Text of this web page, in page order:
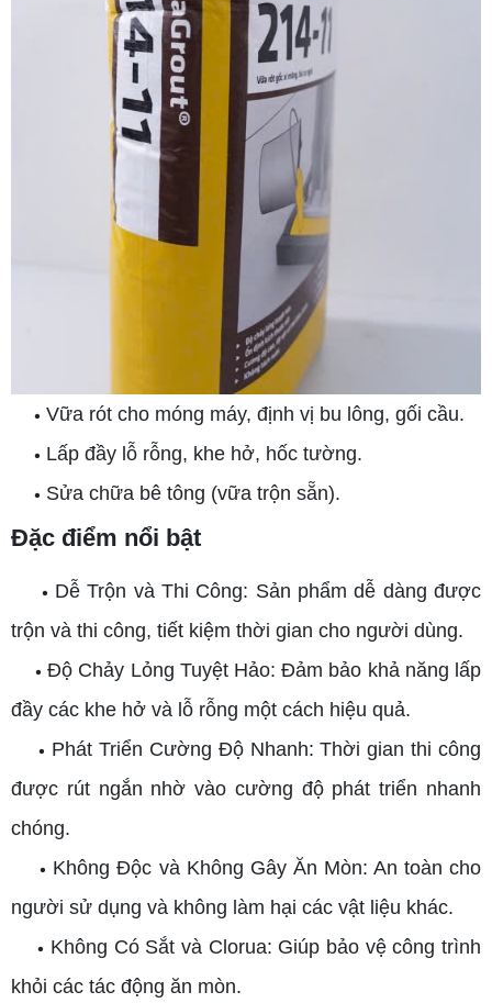
• Vữa rót cho móng máy, định vị bu lông, gối cầu.
• Lấp đầy lỗ rỗng, khe hở, hốc tường.
• Sửa chữa bê tông (vữa trộn sẵn).
Đặc điểm nổi bật
• Dễ Trộn và Thi Công: Sản phẩm dễ dàng được
trộn và thi công, tiết kiệm thời gian cho người dùng.
•Độ Chảy Lỏng Tuyệt Hảo: Đảm bảo khả năng lấp
đầy các khe hở và lỗ rỗng một cách hiệu quả.
• Phát Triển Cường Độ Nhanh: Thời gian thi công
được rút ngắn nhờ vào cường độ phát triển nhanh
chóng.
• Không Độc và Không Gây Ăn Mòn: An toàn cho
người sử dụng và không làm hại các vật liệu khác.
• Không Có Sắt và Clorua: Giúp bảo vệ công trình
khỏi các tác động ăn mòn.